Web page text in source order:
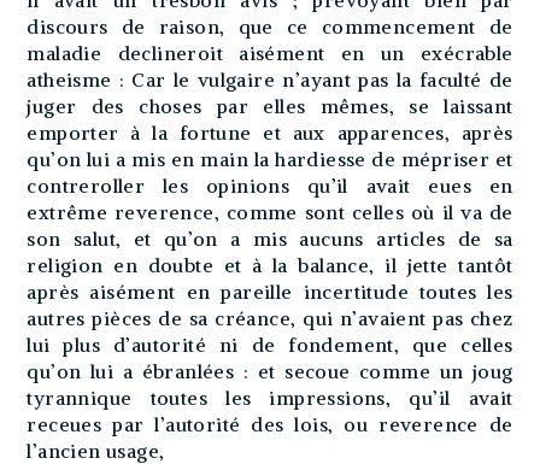
discours de raison, que ce commencement de
maladie declineroit aisément en un exécrable
atheisme : Car le vulgaire n’ayant pas la faculté de
juger des choses par elles mêmes, se laissant
emporter à la fortune et aux apparences, après
qu’on lui a mis en main la hardiesse de mépriser et
contreroller les opinions qu’il avait eues en
extrême reverence, comme sont celles où il va de
son salut, et qu’on a mis aucuns articles de sa
religion en doubte et à la balance, il jette tantôt
après aisément en pareille incertitude toutes les
autres pièces de sa créance, qui n’avaient pas chez
lui plus d’autorité ni de fondement, que celles
qu’on lui a ébranlées : et secoue comme un joug
tyrannique toutes les impressions, qu’il avait
receues par l’autorité des lois, ou reverence de
l’ancien usage,